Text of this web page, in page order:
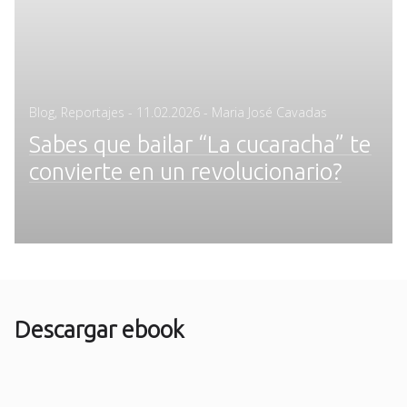
Blog Reportajes - Posted
11.02.2026 - Maria José Cavadas
Sabes que bailar “La cucaracha” te
convierte en un revolucionario?
Descargar ebook